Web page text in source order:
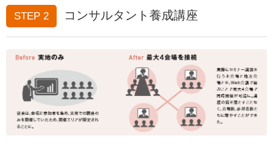
STEP 2 コンサルタント養成講座